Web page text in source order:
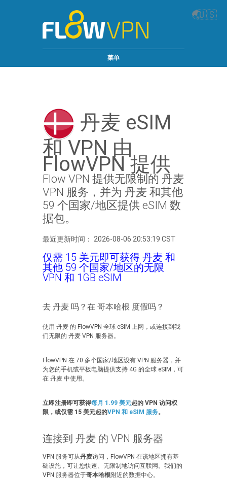
🌏🇺🇸
菜单
丹麦 eSIM
和 VPN 由
FlowVPN 提供
Flow VPN 提供无限制的 丹麦
VPN 服务，并为 丹麦 和其他
59 个国家/地区提供 eSIM 数
据包。
最近更新时间： 2026-08-06 20:53:19 CST
仅需 15 美元即可获得 丹麦 和
其他 59 个国家/地区的无限
VPN 和 1GB eSIM
去 丹麦 吗？在 哥本哈根 度假吗？
使用 丹麦 的 FlowVPN 全球 eSIM 上网，或连接到我
们无限的 丹麦 VPN 服务器。
FlowVPN 在 70 多个国家/地区设有 VPN 服务器，并
为您的手机或平板电脑提供支持 4G 的全球 eSIM，可
在 丹麦 中使用。
立即注册即可获得每月 1.99 美元起的 VPN 访问权
限，或仅需 15 美元起的VPN 和 eSIM 服务。
连接到 丹麦 的 VPN 服务器
VPN 服务可从丹麦访问，FlowVPN 在该地区拥有基
础设施，可让您快速、无限制地访问互联网。我们的
VPN 服务器位于哥本哈根附近的数据中心。